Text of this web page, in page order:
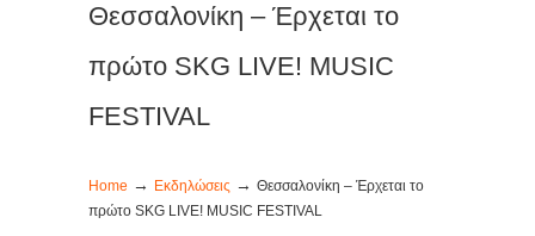
Θεσσαλονίκη – Έρχεται το
πρώτο SKG LIVE! MUSIC
FESTIVAL
Home → Εκδηλώσεις → Θεσσαλονίκη – Έρχεται το
πρώτο SKG LIVE! MUSIC FESTIVAL